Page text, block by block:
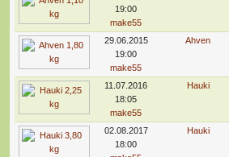
19:00
make55
29.06.2015
19:00
make55
Ahven
11.07.2016
18:05
make55
Hauki
02.08.2017
18:00
Hauki